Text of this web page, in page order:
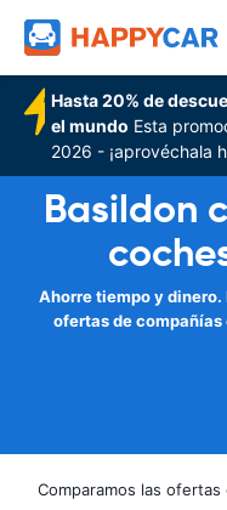
Hasta 20% de
el mundo Esta
2026 - ¡aprovéchala
Basildon
Ahorre tiempo y
ofertas de compañías
Comparamos las